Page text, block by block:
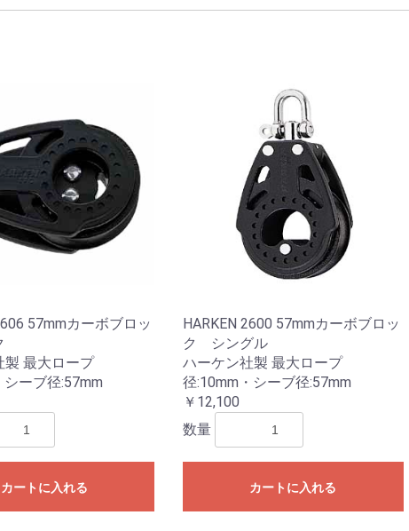
57mmカーボブロッ
製 最大ロープ
シーブ径:57mm
カートに入れる
HARKEN 2600 57mmカーボブロッ
ク シングル
ハーケン社製 最大ロープ
径:10mm・シーブ径:57mm
￥12,100
数量
カートに入れる